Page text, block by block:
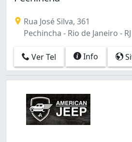
Vasco da Gama (1)
Vaz Lobo (2)
Vicente de Carvalho (4)
Vigário Geral (14)
Vila Isabel (116)
Vila Militar (3)
Vila Valqueire (6)
Vila da Penha (4)
Vista Alegre (3)
Rua José Silva, 361
Pechincha - Rio de Janeiro - RJ
Ver Tel Info